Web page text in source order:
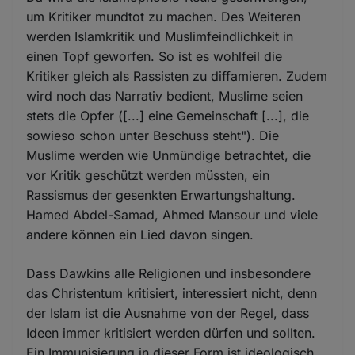
um Kritiker mundtot zu machen. Des Weiteren
werden Islamkritik und Muslimfeindlichkeit in
einen Topf geworfen. So ist es wohlfeil die
Kritiker gleich als Rassisten zu diffamieren. Zudem
wird noch das Narrativ bedient, Muslime seien
stets die Opfer ([...] eine Gemeinschaft [...], die
sowieso schon unter Beschuss steht"). Die
Muslime werden wie Unmündige betrachtet, die
vor Kritik geschützt werden müssten, ein
Rassismus der gesenkten Erwartungshaltung.
Hamed Abdel-Samad, Ahmed Mansour und viele
andere können ein Lied davon singen.
Dass Dawkins alle Religionen und insbesondere
das Christentum kritisiert, interessiert nicht, denn
der Islam ist die Ausnahme von der Regel, dass
Ideen immer kritisiert werden dürfen und sollten.